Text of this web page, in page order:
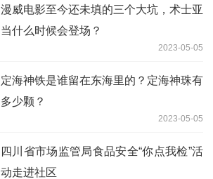
漫威电影至今还未填的三个大坑，术士亚
当什么时候会登场？
2023-05-05
定海神铁是谁留在东海里的？定海神珠有
多少颗？
2023-05-05
四川省市场监管局食品安全“你点我检”活
动走进社区